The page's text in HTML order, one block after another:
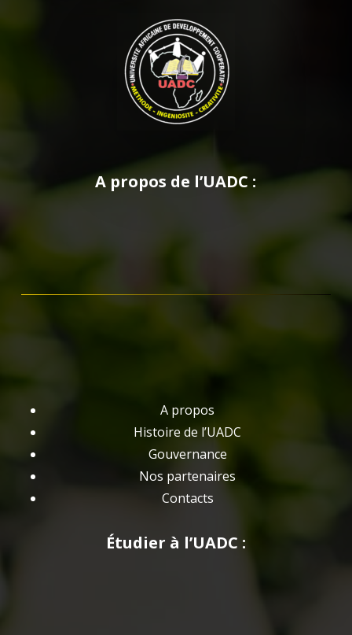
A propos de l’UADC :
A propos
Histoire de l’UADC
Gouvernance
Nos partenaires
Contacts
Étudier à l’UADC :